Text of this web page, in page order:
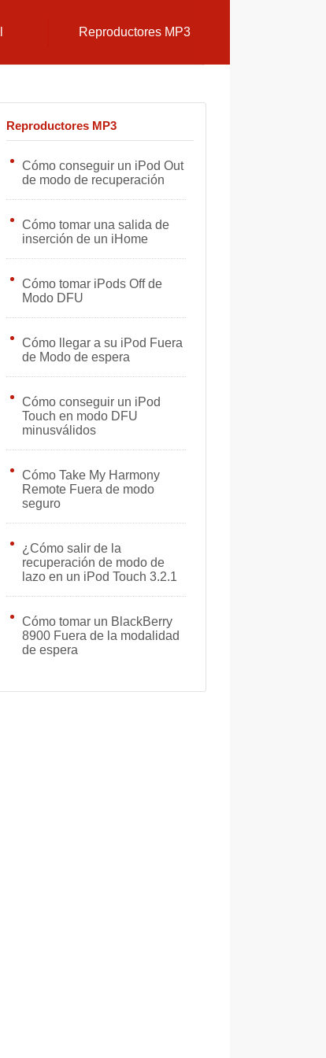
Reproductores MP3
Reproductores MP3
Cómo conseguir un iPod Out
de modo de recuperación
Cómo tomar una salida de
inserción de un iHome
Cómo tomar iPods Off de
Modo DFU
Cómo llegar a su iPod Fuera
de Modo de espera
Cómo conseguir un iPod
Touch en modo DFU
minusválidos
Cómo Take My Harmony
Remote Fuera de modo
seguro
¿Cómo salir de la
recuperación de modo de
lazo en un iPod Touch 3.2.1
Cómo tomar un BlackBerry
8900 Fuera de la modalidad
de espera